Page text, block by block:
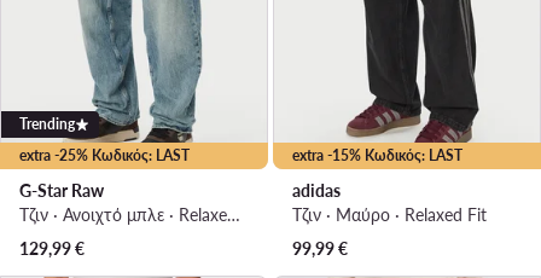
extra -25% Κωδικός: LAST
Trending
G-Star Raw
Τζιν · Ανοιχτό μπλε · Relaxed Fit
129,99€
extra -15% Κωδικός: LAST
adidas
Τζιν · Μαύρο · Relaxed Fit
99,99€